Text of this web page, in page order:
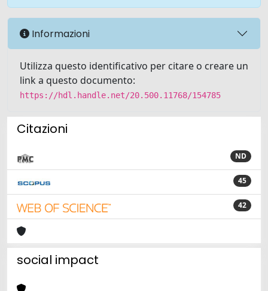
Informazioni
Utilizza questo identificativo per citare o creare un
link a questo documento:
https://hdl.handle.net/20.500.11768/154785
Citazioni
ND
45
42
social impact